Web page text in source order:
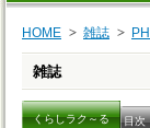
HOME 雑誌
雑誌
くらしラク～る 目次